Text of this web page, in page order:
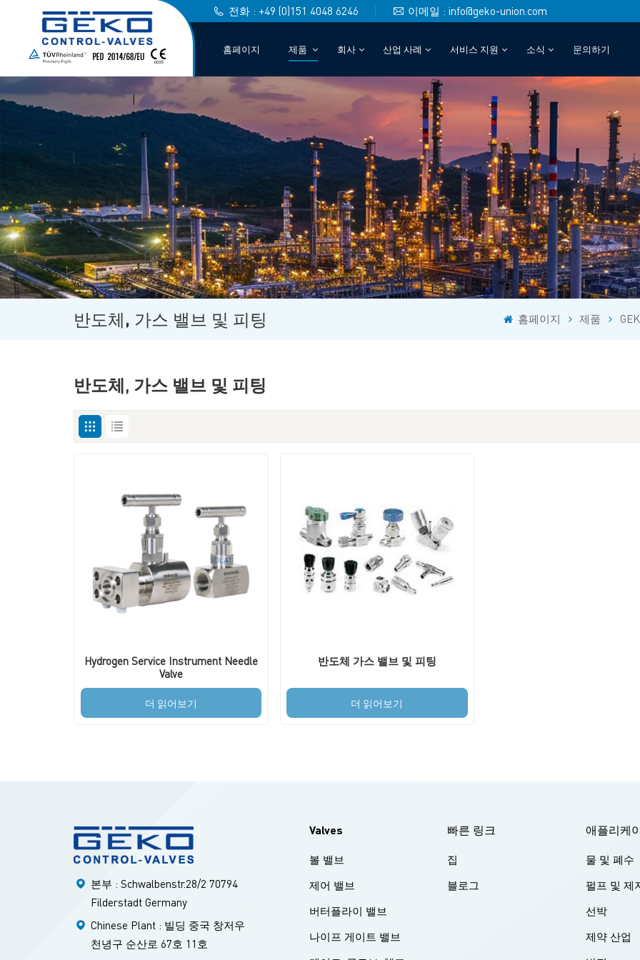
전화 : +49 (0)151 4048 6246 이메일 : info@geko-union.com
홈페이지 제품 회사 산업 사례 서비스 지원 소식 문의하기
반도체, 가스 밸브 및 피팅 홈페이지 제품
반도체, 가스 밸브 및 피팅
Hydrogen Service Instrument Needle
Valve
더 읽어보기
반도체 가스 밸브 및 피팅
더 읽어보기
본부 : Schwalbenstr.28/2 70794
Filderstadt Germany
Chinese Plant : 빌딩 중국 창저우
천녕구 순산로 67호 11호
Valves
볼 밸브
제어 밸브
버터플라이 밸브
나이프 게이트 밸브
빠른 링크
집
블로그
애플리케
물 및 폐수
펄프 및 제
선박
제약 산업